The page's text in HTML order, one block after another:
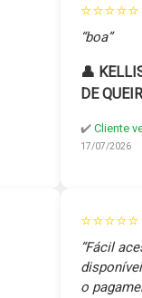
⭐⭐⭐⭐⭐
“boa”
👤
DE
✔️ Cliente
17/07/2026
⭐⭐⭐⭐⭐
“Fácil
o